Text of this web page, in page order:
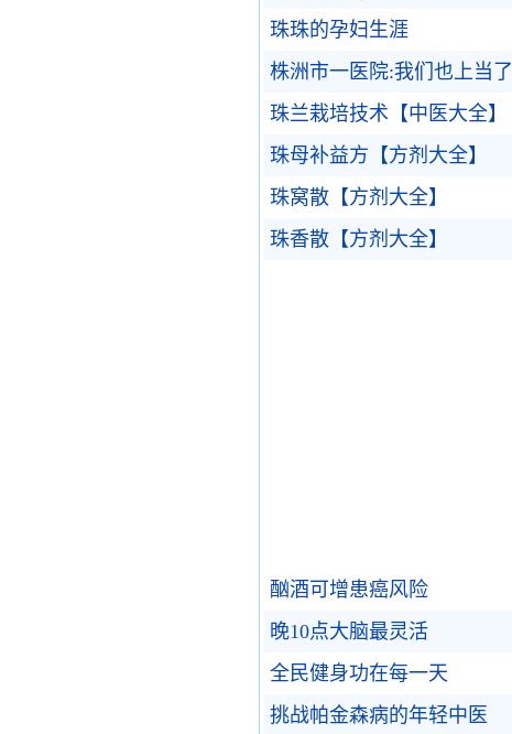
珠珠的孕妇生涯
株洲市一医院:我们也上当了
珠兰栽培技术【中医大全】
珠母补益方【方剂大全】
珠窝散【方剂大全】
珠香散【方剂大全】
酗酒可增患癌风险
晚10点大脑最灵活
全民健身功在每一天
挑战帕金森病的年轻中医